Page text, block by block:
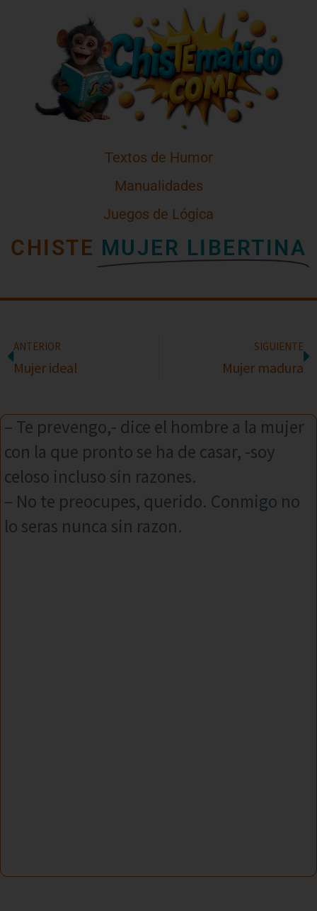
Textos de Humor
Manualidades
Juegos de Lógica
CHISTE MUJER LIBERTINA
ANTERIOR
Mujer ideal
SIGUIENTE
Mujer madura
– Te prevengo,- dice el hombre a la mujer
con la que pronto se ha de casar, -soy
celoso incluso sin razones.
– No te preocupes, querido. Conmigo no
lo seras nunca sin razon.